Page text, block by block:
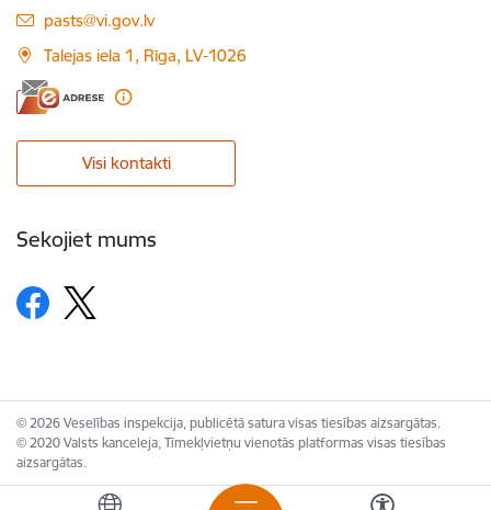
E-pasts:
pasts@vi.gov.lv
Talejas iela 1, Rīga, LV-1026
Visi kontakti
Sekojiet mums
© 2026 Veselības inspekcija, publicētā satura visas tiesības aizsargātas.
© 2020 Valsts kanceleja, Tīmekļvietņu vienotās platformas visas tiesības
aizsargātas.